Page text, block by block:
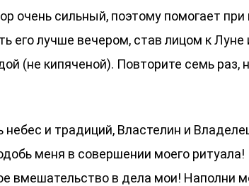
очень сильный, поэтому помогает
его лучше вечером, став лицом к Луне
(не кипяченой). Повторите семь раз,
небес и традиций, Властелин и
меня в совершении моего
вмешательство в дела мои! Наполни